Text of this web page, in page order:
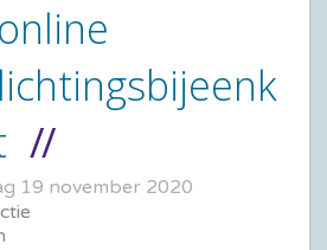
19 november 2020